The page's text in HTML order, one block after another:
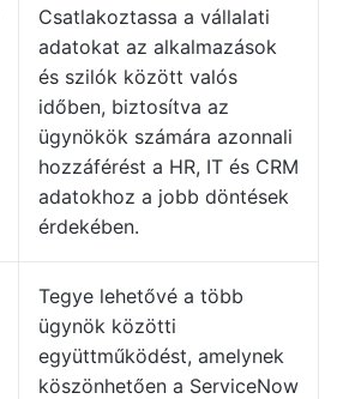
Csatlakoztassa a vállalati
adatokat az alkalmazások
és szilók között valós
időben, biztosítva az
ügynökök számára azonnali
hozzáférést a HR, IT és CRM
adatokhoz a jobb döntések
érdekében.
Tegye lehetővé a több
ügynök közötti
együttműködést, amelynek
köszönhetően a ServiceNow